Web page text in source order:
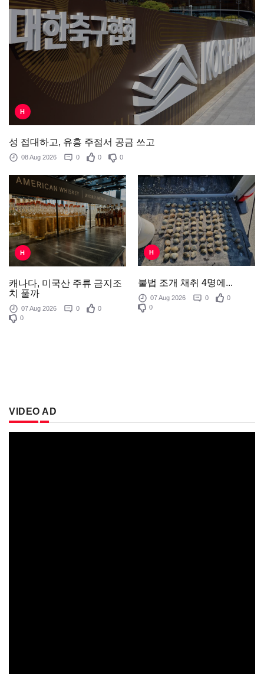
H
성 접대하고, 유흥 주점서 공금 쓰고
08 Aug 2026 0 0 0
H
캐나다, 미국산 주류 금지조
치 풀까
07 Aug 2026 0
0
0
H
불법 조개 채취 4명에...
07 Aug 2026 0
0
0
VIDEO AD